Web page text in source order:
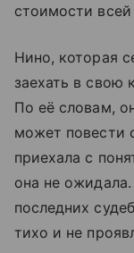
стоимости
Нино, которая
заехать в свою
По её словам,
может повести
приехала с
она не
последних
тихо и не